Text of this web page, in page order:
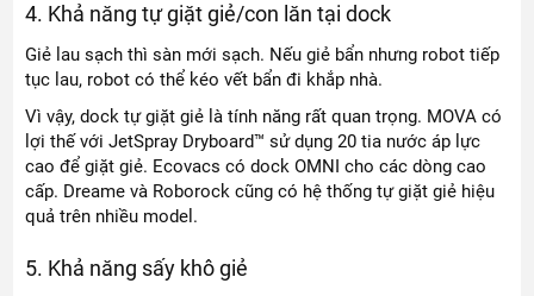
4. Khả năng tự giặt giẻ/con lăn tại dock
Giẻ lau sạch thì sàn mới sạch. Nếu giẻ bẩn nhưng robot tiếp
tục lau, robot có thể kéo vết bẩn đi khắp nhà.
Vì vậy, dock tự giặt giẻ là tính năng rất quan trọng. MOVA có
lợi thế với JetSpray Dryboard™ sử dụng 20 tia nước áp lực
cao để giặt giẻ. Ecovacs có dock OMNI cho các dòng cao
cấp. Dreame và Roborock cũng có hệ thống tự giặt giẻ hiệu
quả trên nhiều model.
5. Khả năng sấy khô giẻ